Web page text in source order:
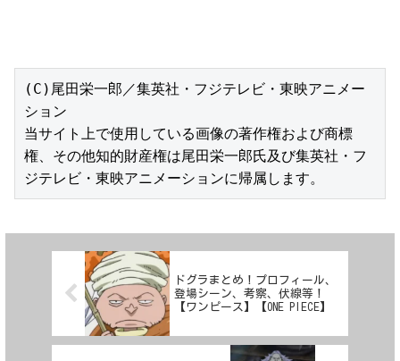
(C)尾田栄一郎／集英社・フジテレビ・東映アニメー
ション
当サイト上で使用している画像の著作権および商標
権、その他知的財産権は尾田栄一郎氏及び集英社・フ
ジテレビ・東映アニメーションに帰属します。
ドグラまとめ！プロフィール、
登場シーン、考察、伏線等！
【ワンピース】【ONE PIECE】